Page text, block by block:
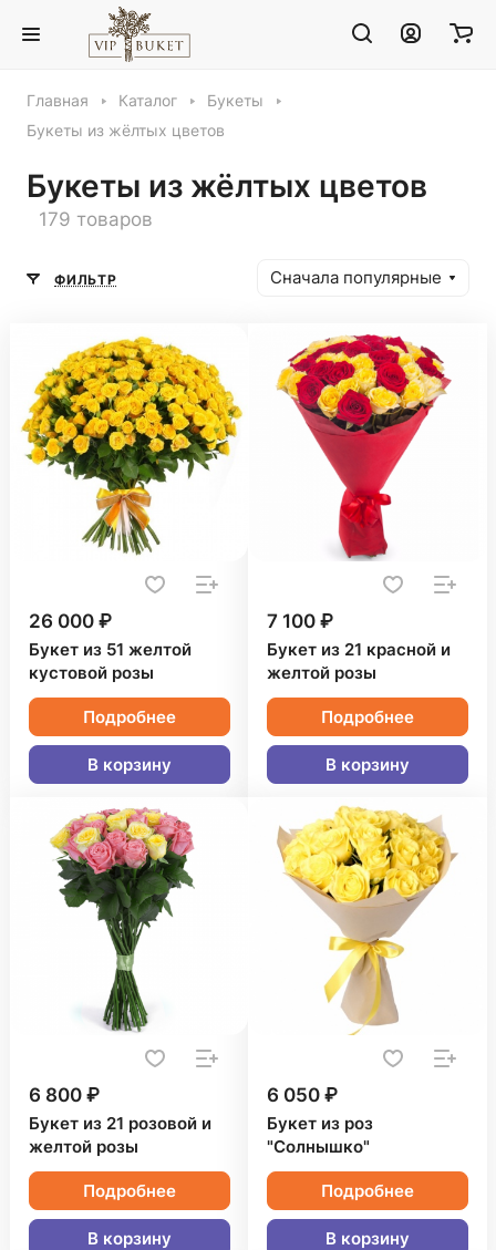
Главная Каталог
Букеты
Букеты из жёлтых цветов
Букеты из жёлтых цветов
179 товаров
ФИЛЬТР Сначала популярные
26 000 ₽
Букет из 51 желтой
кустовой розы
Подробнее
В корзину
7 100 ₽
Букет из 21 красной и
желтой розы
Подробнее
В корзину
6 800 ₽
Букет из 21 розовой и
желтой розы
Подробнее
В корзину
6 050 ₽
Букет из роз
"Солнышко"
Подробнее
В корзину